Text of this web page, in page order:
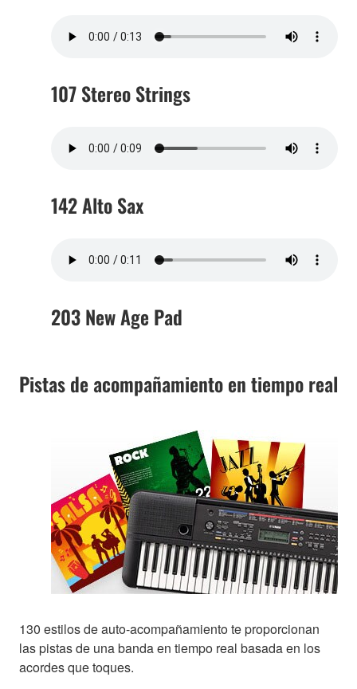
107 Stereo Strings
142 Alto Sax
203 New Age Pad
Pistas de acompañamiento en tiempo real
130 estilos de auto-acompañamiento te proporcionan
las pistas de una banda en tiempo real basada en los
acordes que toques.